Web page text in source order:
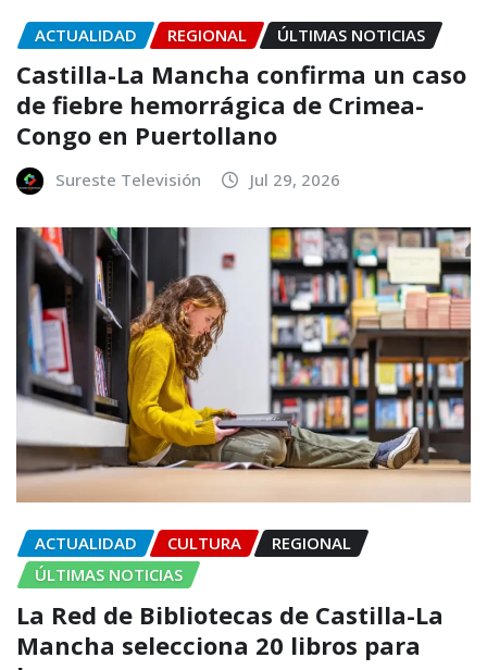
ACTUALIDAD REGIONAL ÚLTIMAS NOTICIAS
Castilla-La Mancha confirma un caso
de fiebre hemorrágica de Crimea-
Congo en Puertollano
Sureste Televisión Jul 29, 2026
ACTUALIDAD CULTURA
REGIONAL
ÚLTIMAS NOTICIAS
La Red de Bibliotecas de Castilla-La
Mancha selecciona 20 libros para